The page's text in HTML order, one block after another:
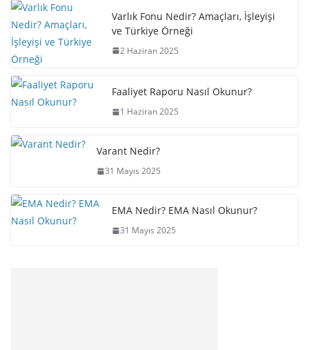
Varlık Fonu Nedir? Amaçları, İşleyişi
ve Türkiye Örneği
2 Haziran 2025
Faaliyet Raporu Nasıl Okunur?
1 Haziran 2025
Varant Nedir?
31 Mayıs 2025
EMA Nedir? EMA Nasıl Okunur?
31 Mayıs 2025